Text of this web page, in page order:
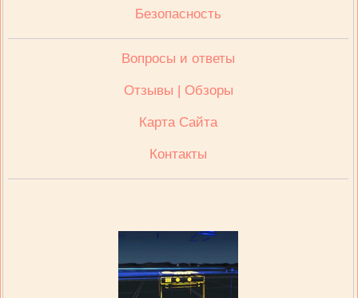
Безопасность
Вопросы и ответы
Отзывы | Обзоры
Карта Сайта
Контакты